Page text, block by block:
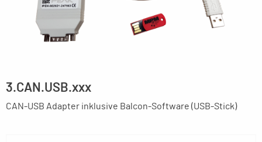
3.CAN.USB.xxx
CAN-USB Adapter inklusive Balcon-Software (USB-Stick)